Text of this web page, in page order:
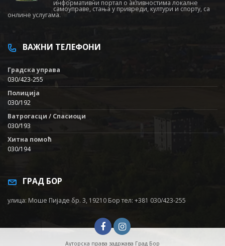
информативни портал о активностима локалне
самоуправе, стања у привреди, култури и спорту, са
онлине услугама.
ВАЖНИ ТЕЛЕФОНИ
Градска управа
030/423-255
Полиција
030/192
Ватрогасци / Спасиоци
030/193
Хитна помоћ
030/194
ГРАД БОР
улица: Моше Пијаде бр. 3, 19210 Бор тел: +381 030/423-255
Ауторска права задржава Град Бор